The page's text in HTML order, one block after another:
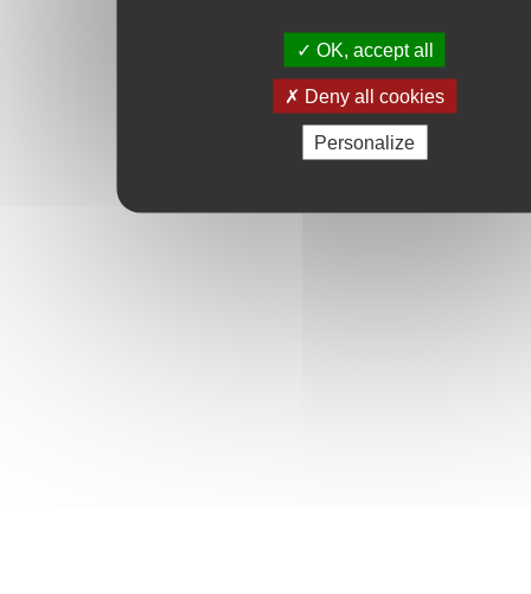
OK, accept all
Deny all cookies
Personalize